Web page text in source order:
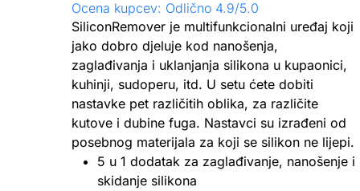
Ocena kupcev: Odlično 4.9/5.0
SiliconRemover je multifunkcionalni uređaj koji
jako dobro djeluje kod nanošenja,
zaglađivanja i uklanjanja silikona u kupaonici,
kuhinji, sudoperu, itd. U setu ćete dobiti
nastavke pet različitih oblika, za različite
kutove i dubine fuga. Nastavci su izrađeni od
posebnog materijala za koji se silikon ne lijepi.
5 u 1 dodatak za zaglađivanje, nanošenje i
skidanje silikona